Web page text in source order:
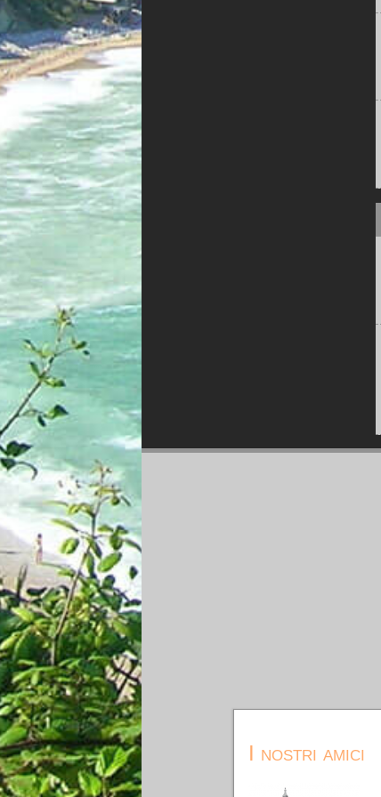
I nostri amici